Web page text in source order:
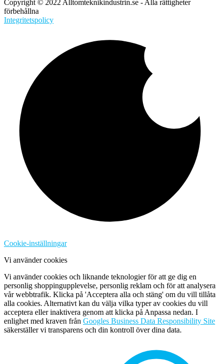
Copyright © 2022 Alltomteknikindustrin.se - Alla rättigheter
förbehållna
Integritetspolicy
Cookie-inställningar
Vi använder cookies
Vi använder cookies och liknande teknologier för att ge dig en
personlig shoppingupplevelse, personlig reklam och för att analysera
vår webbtrafik. Klicka på 'Acceptera alla och stäng' om du vill tillåta
alla cookies. Alternativt kan du välja vilka typer av cookies du vill
acceptera eller inaktivera genom att klicka på Anpassa nedan. I
enlighet med kraven från Googles Business Data Responsibility Site
säkerställer vi transparens och din kontroll över dina data.